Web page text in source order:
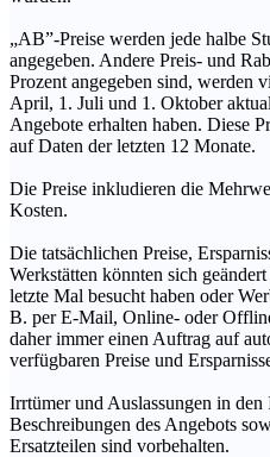
„AB”-Preise werden jede halbe
angegeben. Andere Preis- und
Prozent angegeben sind, werden
April, 1. Juli und 1. Oktober
Angebote erhalten haben. Diese
auf Daten der letzten 12 Monate.
Die Preise inkludieren die
Kosten.
Die tatsächlichen Preise,
Werkstätten könnten sich
letzte Mal besucht haben oder
B. per E-Mail, Online- oder
daher immer einen Auftrag auf
verfügbaren Preise und
Irrtümer und Auslassungen in den
Beschreibungen des Angebots
Ersatzteilen sind vorbehalten.